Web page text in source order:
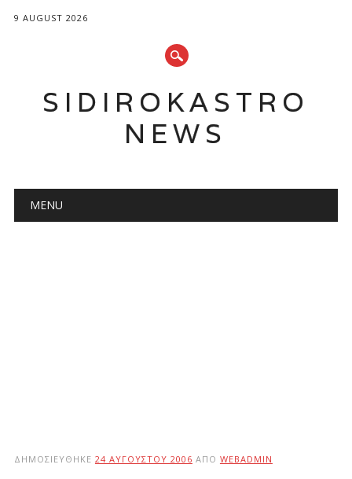
9 AUGUST 2026
SIDIROKASTRO
NEWS
Main menu
MENU
ΔΗΜΟΣΙΕΎΘΗΚΕ 24 ΑΥΓΟΎΣΤΟΥ 2006 ΑΠΌ WEBADMIN